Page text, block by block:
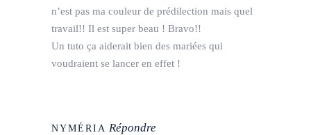
n’est pas ma couleur de prédilection mais quel
travail!! Il est super beau ! Bravo!!
Un tuto ça aiderait bien des mariées qui
voudraient se lancer en effet !
NYMÉRIA Répondre